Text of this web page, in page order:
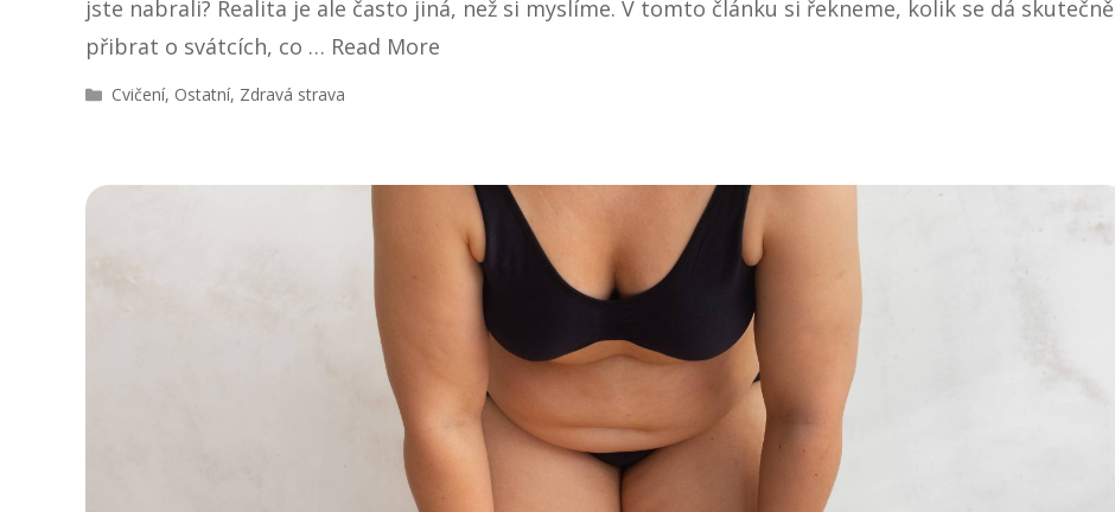
jste nabrali? Realita je ale často jiná, než si myslíme. V tomto článku si řekneme, kolik se dá skutečně
přibrat o svátcích, co … Read More
R
Cvičení, Ostatní, Zdravá strava